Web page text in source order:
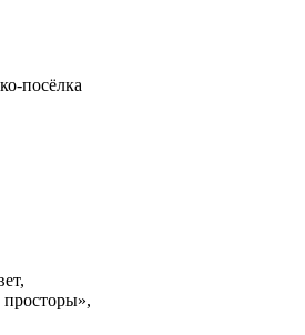
посёлка
просторы»,